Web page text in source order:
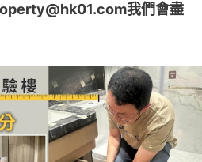
我們會盡